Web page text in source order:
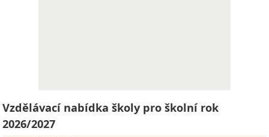
Vzdělávací nabídka školy pro školní rok
2026/2027